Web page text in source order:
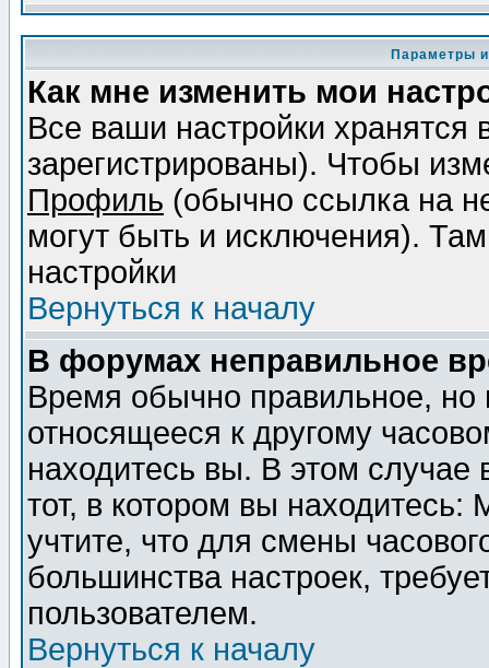
Параметры
Как мне изменить мои
Все ваши настройки
зарегистрированы). Чтобы
Профиль (обычно ссылка на
могут быть и исключения).
настройки
Вернуться к началу
В форумах неправильное
Время обычно правильное,
относящееся к другому
находитесь вы. В этом
тот, в котором вы
учтите, что для смены
большинства настроек,
пользователем.
Вернуться к началу